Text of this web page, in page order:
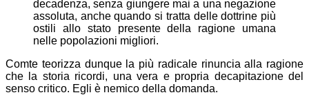
decadenza, senza giungere mai a una negazione
assoluta, anche quando si tratta delle dottrine più
ostili allo stato presente della ragione umana
nelle popolazioni migliori.
Comte teorizza dunque la più radicale rinuncia alla ragione
che la storia ricordi, una vera e propria decapitazione del
senso critico. Egli è nemico della domanda.